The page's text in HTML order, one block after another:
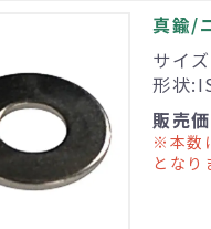
真鍮/
サイ
形状
販売
※本数
となり